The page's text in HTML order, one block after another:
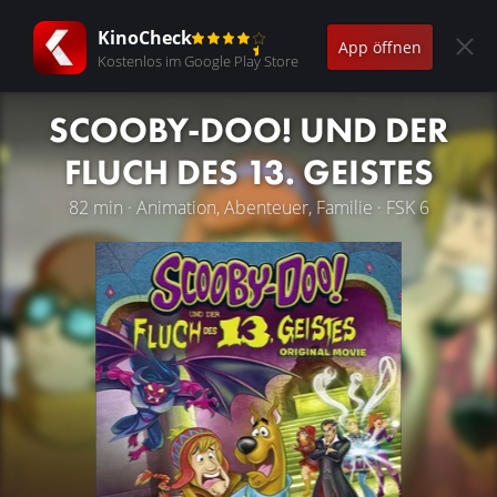
KinoCheck
Kostenlos im Google Play Store
App öffnen
SCOOBY-DOO! UND DER
FLUCH DES 13. GEISTES
82 min · Animation, Abenteuer, Familie · FSK 6